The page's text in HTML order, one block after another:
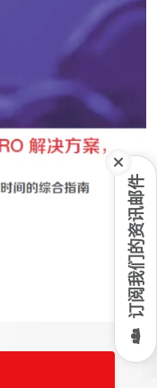
订阅我们的资讯邮件